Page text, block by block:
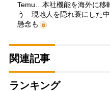
Temu…本社機能を海外に移
う 現地人を隠れ蓑にした
懸念も
関連記事
ランキング